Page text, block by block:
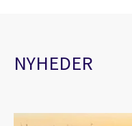
NYHEDER